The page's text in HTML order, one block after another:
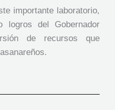
importante laboratorio,
logros del Gobernador
de recursos que